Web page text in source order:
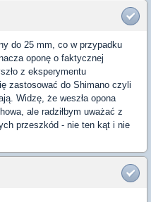
do 25 mm, co w przypadku
oponę o faktycznej
z eksperymentu
zastosować do Shimano czyli
Widzę, że weszła opona
ale radziłbym uważać z
przeszkód - nie ten kąt i nie